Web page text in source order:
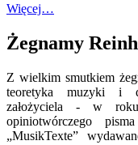
Więcej…
Żegnamy
Z wielkim smutkiem
teoretyka muzyki i
założyciela - w
opiniotwórczego
„MusikTexte”